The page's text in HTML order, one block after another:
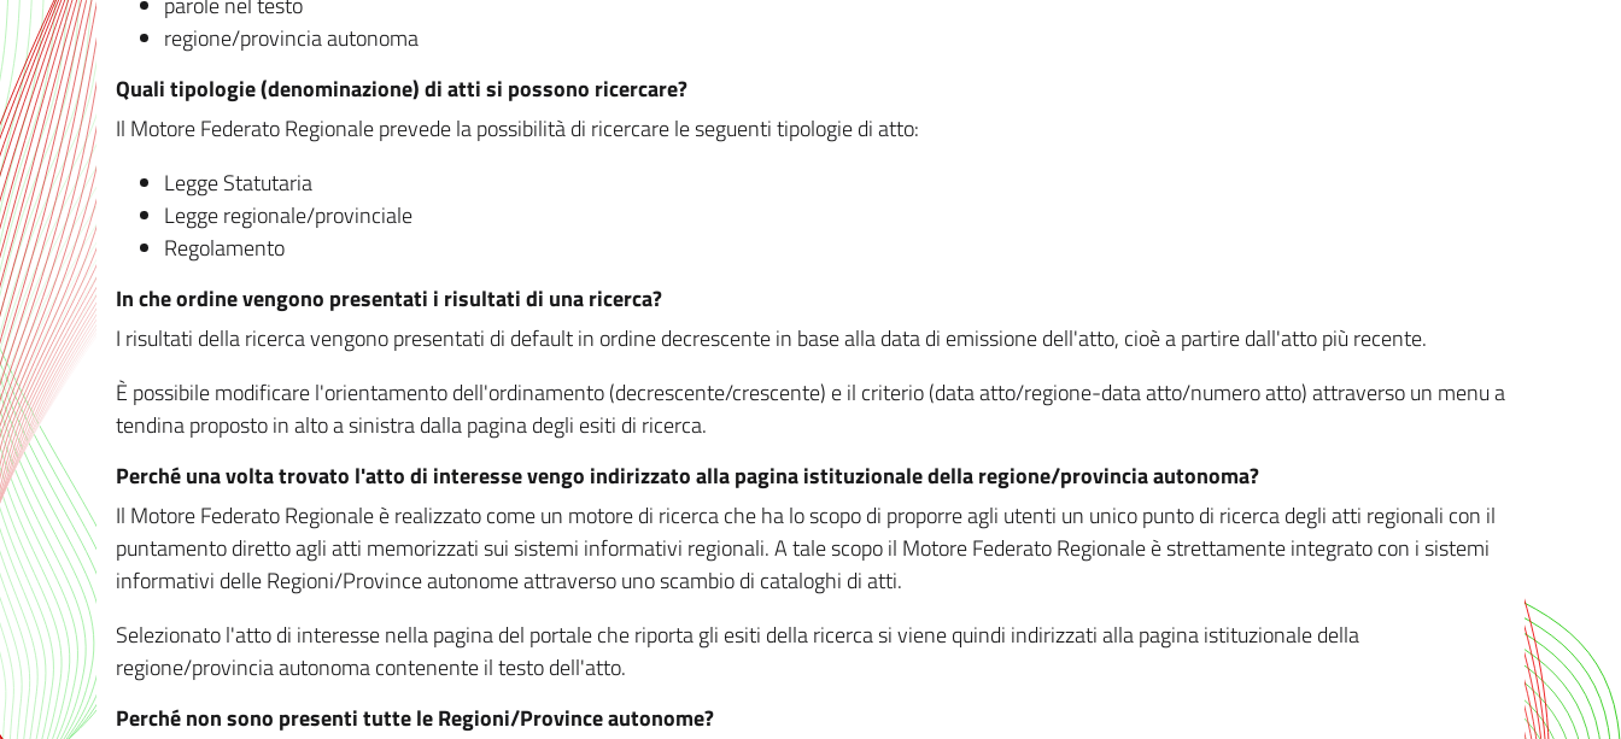
regione/provincia autonoma
Quali tipologie (denominazione) di atti si possono ricercare?
Il Motore Federato Regionale prevede la possibilità di ricercare le seguenti tipologie di atto:
Legge Statutaria
Legge regionale/provinciale
Regolamento
In che ordine vengono presentati i risultati di una ricerca?
I risultati della ricerca vengono presentati di default in ordine decrescente in base alla data di emissione dell'atto, cioè a partire dall'atto più recente.
È possibile modificare l'orientamento dell'ordinamento (decrescente/crescente) e il criterio (data atto/regione-data atto/numero atto) attraverso un menu a
tendina proposto in alto a sinistra dalla pagina degli esiti di ricerca.
Perché una volta trovato l'atto di interesse vengo indirizzato alla pagina istituzionale della regione/provincia autonoma?
Il Motore Federato Regionale è realizzato come un motore di ricerca che ha lo scopo di proporre agli utenti un unico punto di ricerca degli atti regionali con il
puntamento diretto agli atti memorizzati sui sistemi informativi regionali. A tale scopo il Motore Federato Regionale è strettamente integrato con i sistemi
informativi delle Regioni/Province autonome attraverso uno scambio di cataloghi di atti.
Selezionato l'atto di interesse nella pagina del portale che riporta gli esiti della ricerca si viene quindi indirizzati alla pagina istituzionale della
regione/provincia autonoma contenente il testo dell'atto.
Perché non sono presenti tutte le Regioni/Province autonome?